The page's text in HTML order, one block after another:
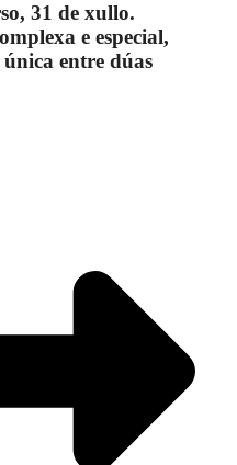
31 de xullo.
e especial,
entre dúas